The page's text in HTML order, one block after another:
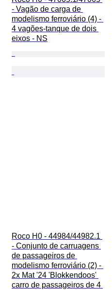
- Vagão de carga de
modelismo ferroviário (4) -
4 vagões-tanque de dois
eixos - NS
Roco H0 - 44984/44982.1
- Conjunto de carruagens
de passageiros de
modelismo ferroviário (2) -
2x Mat '24 'Blokkendoos'
carro de passageiros de 4